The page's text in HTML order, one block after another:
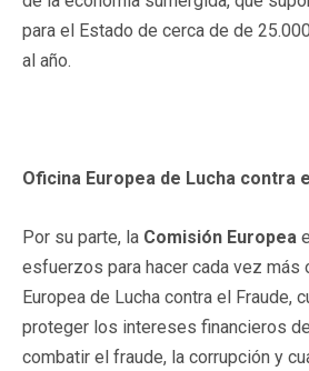
para el Estado de cerca de de
al año.
Oficina Europea de Lucha contra
Por su parte, la Comisión Europea
esfuerzos para hacer cada vez más
Europea de Lucha contra el Fraude,
proteger los intereses financieros
combatir el fraude, la corrupción y